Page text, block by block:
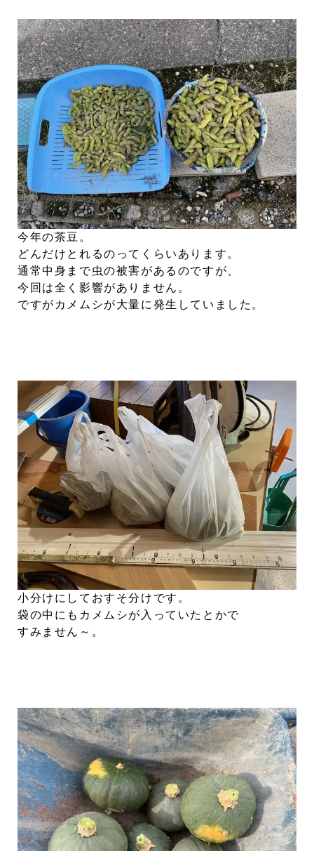
今年の茶豆。
どんだけとれるのってくらいあります。
通常中身まで虫の被害があるのですが、
今回は全く影響がありません。
ですがカメムシが大量に発生していました。
小分けにしておすそ分けです。
袋の中にもカメムシが入っていたとかで
すみません～。